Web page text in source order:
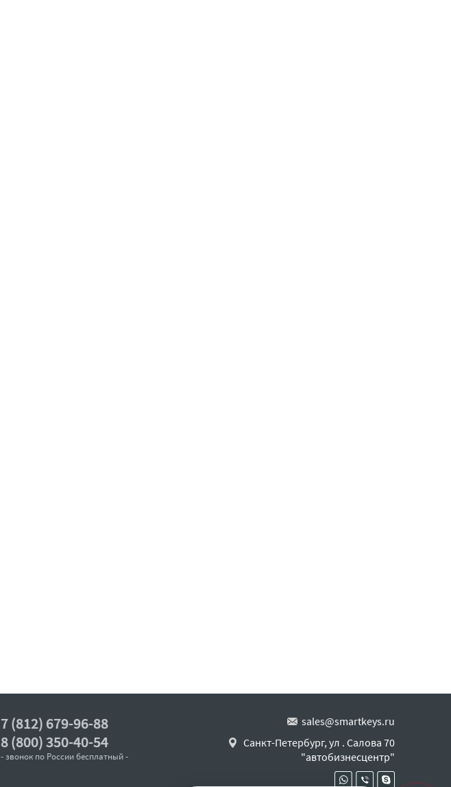
7 (812) 679-96-88
8 (800) 350-40-54
- звонок по России бесплатный -
sales@smartkeys.ru
Санкт-Петербург, ул . Салова 70
"автобизнесцентр"